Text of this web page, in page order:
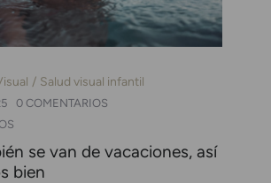
Salud visual infantil
0 COMENTARIOS
se van de vacaciones, así
bien